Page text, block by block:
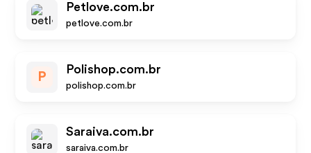
Petlove.com.br
petlove.com.br
P
Polishop.com.br
polishop.com.br
Saraiva.com.br
saraiva.com.br